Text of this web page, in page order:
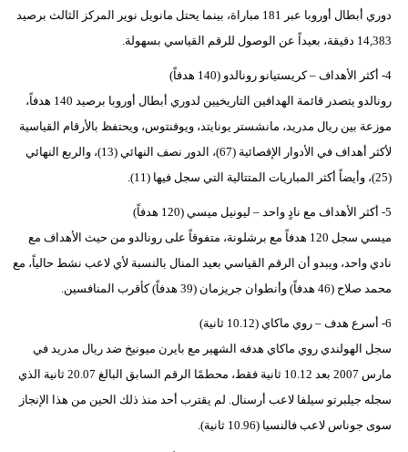
دوري أبطال أوروبا عبر 181 مباراة، بينما يحتل مانويل نوير المركز الثالث برصيد
14,383 دقيقة، بعيداً عن الوصول للرقم القياسي بسهولة.
4- أكثر الأهداف – كريستيانو رونالدو (140 هدفاً)
رونالدو يتصدر قائمة الهدافين التاريخيين لدوري أبطال أوروبا برصيد 140 هدفاً،
موزعة بين ريال مدريد، مانشستر يونايتد، ويوفنتوس، ويحتفظ بالأرقام القياسية
لأكثر أهداف في الأدوار الإقصائية (67)، الدور نصف النهائي (13)، والربع النهائي
(25)، وأيضاً أكثر المباريات المتتالية التي سجل فيها (11).
5- أكثر الأهداف مع نادٍ واحد – ليونيل ميسي (120 هدفاً)
ميسي سجل 120 هدفاً مع برشلونة، متفوقاً على رونالدو من حيث الأهداف مع
نادي واحد، ويبدو أن الرقم القياسي بعيد المنال بالنسبة لأي لاعب نشط حالياً، مع
محمد صلاح (46 هدفاً) وأنطوان جريزمان (39 هدفاً) كأقرب المنافسين.
6- أسرع هدف – روي ماكاي (10.12 ثانية)
سجل الهولندي روي ماكاي هدفه الشهير مع بايرن ميونيخ ضد ريال مدريد في
مارس 2007 بعد 10.12 ثانية فقط، محطمًا الرقم السابق البالغ 20.07 ثانية الذي
سجله جيلبرتو سيلفا لاعب أرسنال. لم يقترب أحد منذ ذلك الحين من هذا الإنجاز
سوى جوناس لاعب فالنسيا (10.96 ثانية).